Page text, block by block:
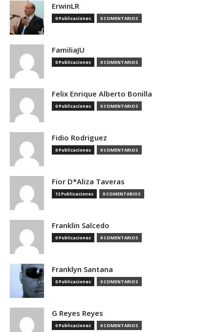
ErwinLR
0 Publicaciones 0 COMENTARIOS
FamiliaJU
0 Publicaciones 0 COMENTARIOS
Felix Enrique Alberto Bonilla
0 Publicaciones 0 COMENTARIOS
Fidio Rodriguez
0 Publicaciones 0 COMENTARIOS
Fior D*Aliza Taveras
12 Publicaciones 0 COMENTARIOS
Franklin Salcedo
0 Publicaciones 0 COMENTARIOS
Franklyn Santana
0 Publicaciones 0 COMENTARIOS
G Reyes Reyes
0 Publicaciones 0 COMENTARIOS